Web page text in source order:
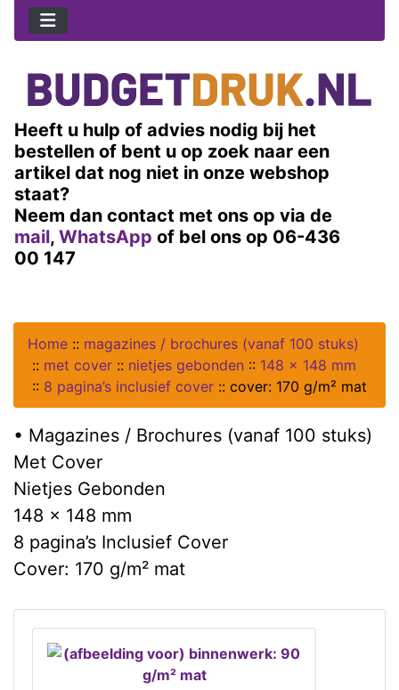
Heeft u hulp of advies nodig bij het
bestellen of bent u op zoek naar een
artikel dat nog niet in onze webshop
staat?
Neem dan contact met ons op via de
mail, WhatsApp of bel ons op 06-436
00 147
Home :: magazines / brochures (vanaf 100 stuks)
:: met cover :: nietjes gebonden :: 148 x 148 mm
:: 8 pagina’s inclusief cover :: cover: 170 g/m² mat
• Magazines / Brochures (vanaf 100 stuks)
Met Cover
Nietjes Gebonden
148 x 148 mm
8 pagina’s Inclusief Cover
Cover: 170 g/m² mat